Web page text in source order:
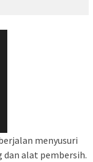
menyusuri
dan alat pembersih.